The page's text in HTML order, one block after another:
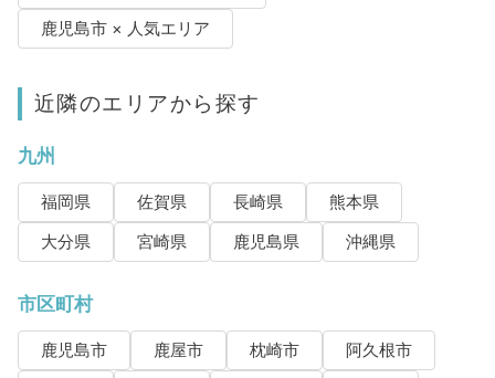
鹿児島市 × 人気エリア
近隣のエリアから探す
九州
福岡県 佐賀県 長崎県
熊本県
大分県
宮崎県 鹿児島県 沖縄県
市区町村
鹿児島市 鹿屋市 枕崎市
阿久根市